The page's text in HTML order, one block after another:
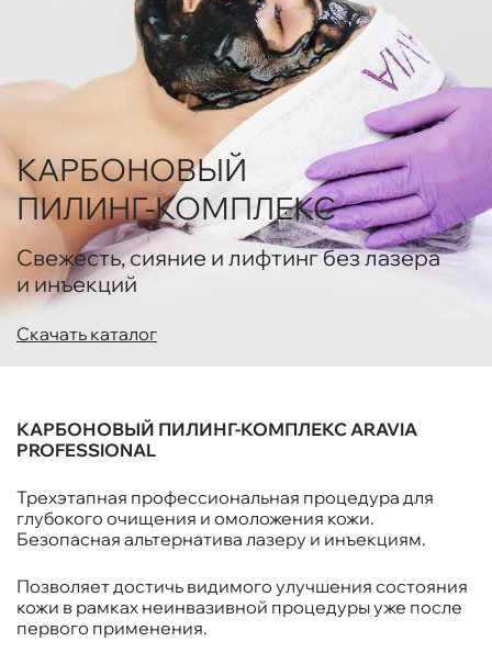
КАРБОНОВЫЙ
ПИЛИНГ-КОМПЛЕКС
Свежесть, сияние и лифтинг без лазера
и инъекций
Скачать каталог
КАРБОНОВЫЙ ПИЛИНГ-КОМПЛЕКС ARAVIA
PROFESSIONAL
Трехэтапная профессиональная процедура для
глубокого очищения и омоложения кожи.
Безопасная альтернатива лазеру и инъекциям.
Позволяет достичь видимого улучшения состояния
кожи в рамках неинвазивной процедуры уже после
первого применения.